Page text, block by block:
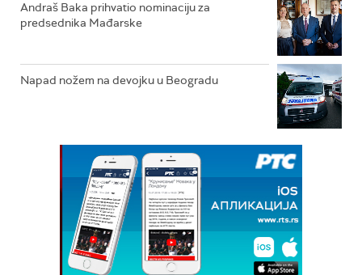
Andraš Baka prihvatio nominaciju za
predsednika Mađarske
Napad nožem na devojku u Beogradu